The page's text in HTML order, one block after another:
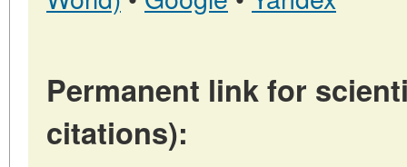
Permanent link for
citations):